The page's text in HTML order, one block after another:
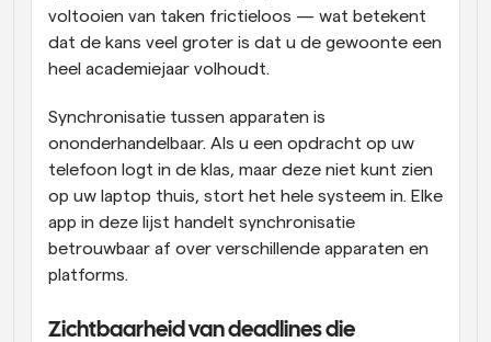
voltooien van taken frictieloos — wat betekent
dat de kans veel groter is dat u de gewoonte een
heel academiejaar volhoudt.
Synchronisatie tussen apparaten is
ononderhandelbaar. Als u een opdracht op uw
telefoon logt in de klas, maar deze niet kunt zien
op uw laptop thuis, stort het hele systeem in. Elke
app in deze lijst handelt synchronisatie
betrouwbaar af over verschillende apparaten en
platforms.
Zichtbaarheid van deadlines die